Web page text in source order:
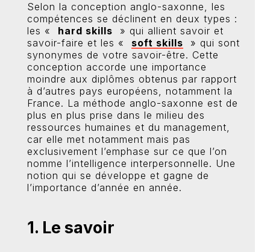
Selon la conception anglo-saxonne, les
compétences se déclinent en deux types :
les « hard skills » qui allient savoir et
savoir-faire et les « soft skills » qui sont
synonymes de votre savoir-être. Cette
conception accorde une importance
moindre aux diplômes obtenus par rapport
à d’autres pays européens, notamment la
France. La méthode anglo-saxonne est de
plus en plus prise dans le milieu des
ressources humaines et du management,
car elle met notamment mais pas
exclusivement l’emphase sur ce que l’on
nomme l’intelligence interpersonnelle. Une
notion qui se développe et gagne de
l’importance d’année en année.
1. Le savoir